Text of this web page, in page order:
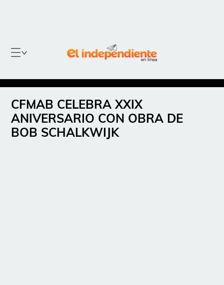
CFMAB CELEBRA XXIX
ANIVERSARIO CON OBRA DE
BOB SCHALKWIJK